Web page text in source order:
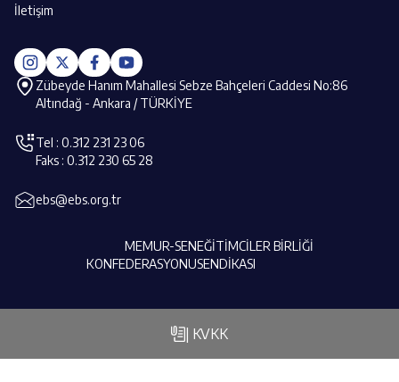
İletişim
MEMUR-SEN
KONFEDERASYONU
EĞİTİMCİLER BİRLİĞİ
SENDİKASI
Zübeyde Hanım Mahallesi Sebze Bahçeleri Caddesi No:86
Altındağ - Ankara / TÜRKİYE
Tel : 0.312 231 23 06
Faks : 0.312 230 65 28
ebs@ebs.org.tr
| KVKK